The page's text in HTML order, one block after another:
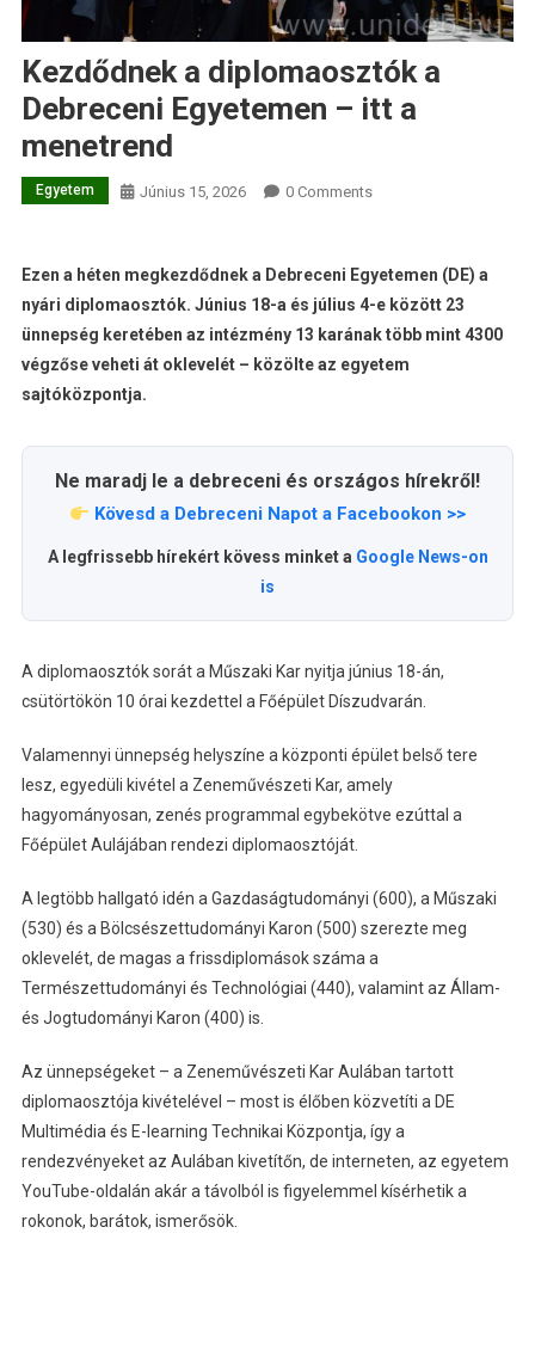
Kezdődnek a diplomaosztók a
Debreceni Egyetemen – itt a
menetrend
Egyetem Június 15, 2026 0 Comments
Ezen a héten megkezdődnek a Debreceni Egyetemen (DE) a
nyári diplomaosztók. Június 18-a és július 4-e között 23
ünnepség keretében az intézmény 13 karának több mint 4300
végzőse veheti át oklevelét – közölte az egyetem
sajtóközpontja.
Ne maradj le a debreceni és országos hírekről!
Kövesd a Debreceni Napot a Facebookon >>
A legfrissebb hírekért kövess minket a Google News-on
is
A diplomaosztók sorát a Műszaki Kar nyitja június 18-án,
csütörtökön 10 órai kezdettel a Főépület Díszudvarán.
Valamennyi ünnepség helyszíne a központi épület belső tere
lesz, egyedüli kivétel a Zeneművészeti Kar, amely
hagyományosan, zenés programmal egybekötve ezúttal a
Főépület Aulájában rendezi diplomaosztóját.
A legtöbb hallgató idén a Gazdaságtudományi (600), a Műszaki
(530) és a Bölcsészettudományi Karon (500) szerezte meg
oklevelét, de magas a frissdiplomások száma a
Természettudományi és Technológiai (440), valamint az Állam-
és Jogtudományi Karon (400) is.
Az ünnepségeket – a Zeneművészeti Kar Aulában tartott
diplomaosztója kivételével – most is élőben közvetíti a DE
Multimédia és E-learning Technikai Központja, így a
rendezvényeket az Aulában kivetítőn, de interneten, az egyetem
YouTube-oldalán akár a távolból is figyelemmel kísérhetik a
rokonok, barátok, ismerősök.